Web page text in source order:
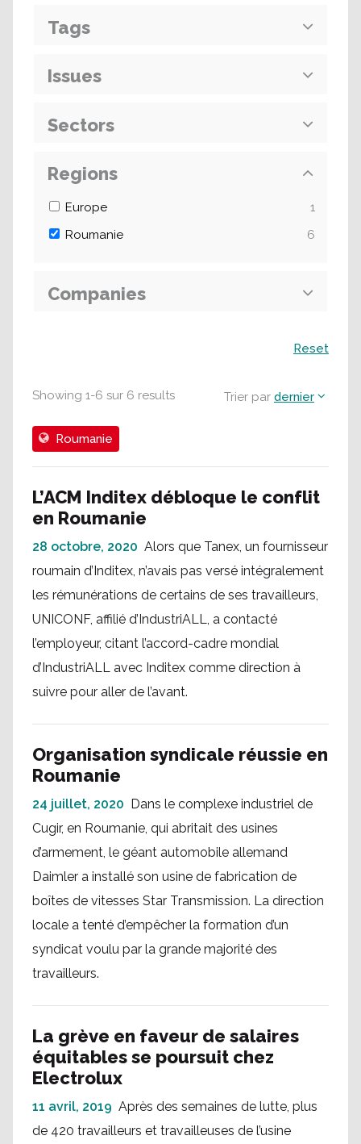
Showing 1-6 sur 6 results Trier par dernier
Roumanie
L’ACM Inditex débloque le conflit
en Roumanie
28 octobre, 2020 Alors que Tanex, un fournisseur
roumain d’Inditex, n’avais pas versé intégralement
les rémunérations de certains de ses travailleurs,
UNICONF, affilié d’IndustriALL, a contacté
l’employeur, citant l’accord-cadre mondial
d’IndustriALL avec Inditex comme direction à
suivre pour aller de l’avant.
Organisation syndicale réussie en
Roumanie
24 juillet, 2020 Dans le complexe industriel de
Cugir, en Roumanie, qui abritait des usines
d’armement, le géant automobile allemand
Daimler a installé son usine de fabrication de
boîtes de vitesses Star Transmission. La direction
locale a tenté d’empêcher la formation d’un
syndicat voulu par la grande majorité des
travailleurs.
La grève en faveur de salaires
équitables se poursuit chez
Electrolux
11 avril, 2019 Après des semaines de lutte, plus
de 420 travailleurs et travailleuses de l’usine
Tags
Issues
Sectors
Regions
Europe
1
Roumanie
6
Companies
Reset